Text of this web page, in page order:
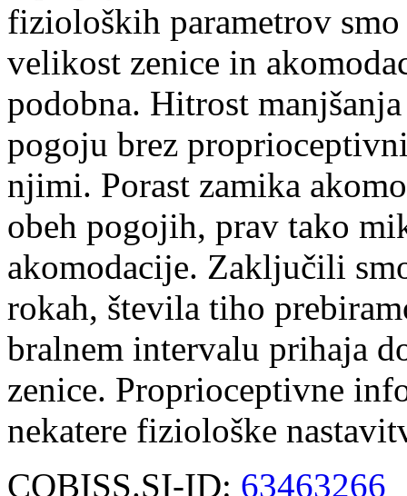
fizioloških parametrov
velikost zenice in
podobna. Hitrost
pogoju brez
njimi. Porast zamika
obeh pogojih, prav tako
akomodacije. Zaključili
rokah, števila tiho
bralnem intervalu prihaja
zenice. Proprioceptivne
nekatere fiziološke
COBISS.SI-ID: 63463266